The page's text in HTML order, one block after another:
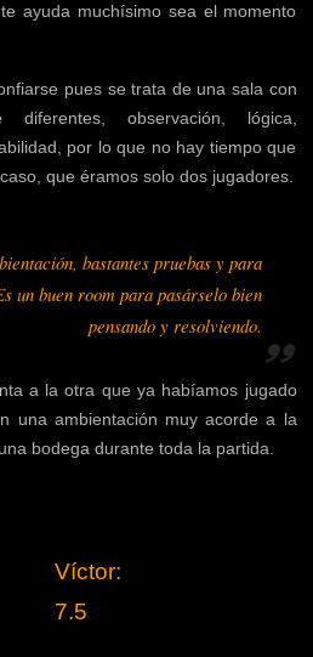
ayuda muchísimo sea el momento
pues se trata de una sala con
observación, lógica,
por lo que no hay tiempo que
que éramos solo dos jugadores.
bastantes pruebas y para
un buen room para pasárselo bien
pensando y resolviendo.
a la otra que ya habíamos jugado
una ambientación muy acorde a la
bodega durante toda la partida.
Víctor:
7.5